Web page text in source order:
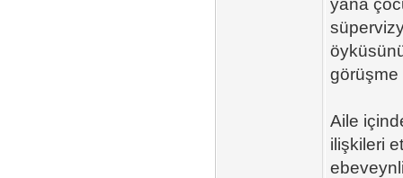
yana
görüşme
Aile
ilişkileri